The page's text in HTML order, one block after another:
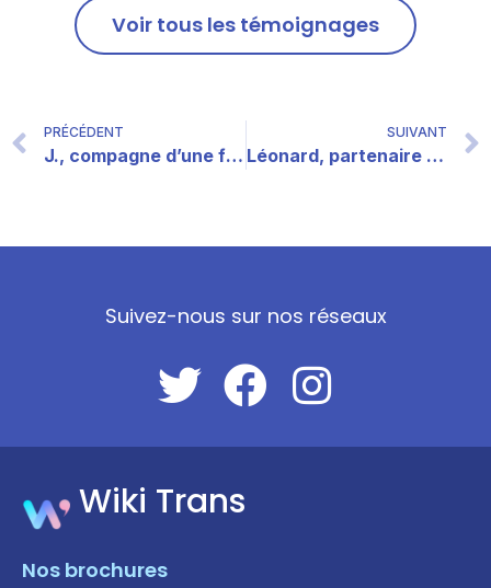
Voir tous les témoignages
PRÉCÉDENT
J., compagne d’une femme trans
SUIVANT
Léonard, partenaire d’une femme trans
Suivez-nous sur nos réseaux
Wiki Trans
Nos brochures